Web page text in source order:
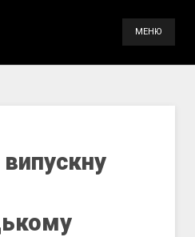
(099) 491-66-84
МЕНЮ